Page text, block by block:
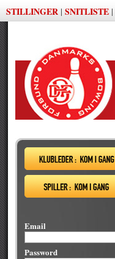
STILLINGER | SNITLISTE |
Email
Password